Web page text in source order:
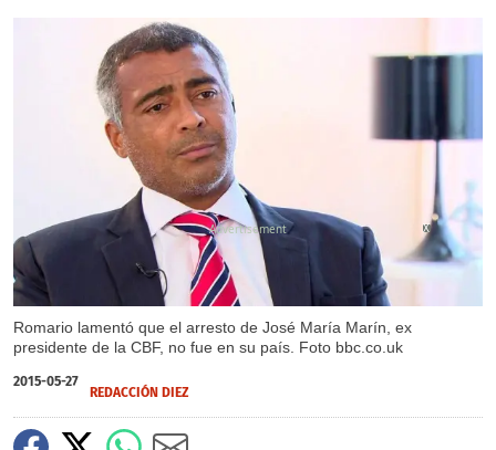
Romario lamentó que el arresto de José María Marín, ex
presidente de la CBF, no fue en su país. Foto bbc.co.uk
X
2015-05-27
REDACCIÓN DIEZ